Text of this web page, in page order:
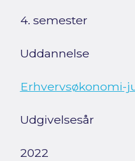
4. semester
Uddannelse
Erhvervsøkonomi-
Udgivelsesår
2022